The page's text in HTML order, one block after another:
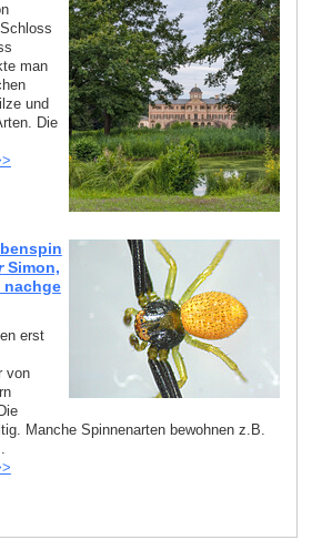
man
und
Die
Simon,
nachge
erst
von
Manche Spinnenarten bewohnen z.B.